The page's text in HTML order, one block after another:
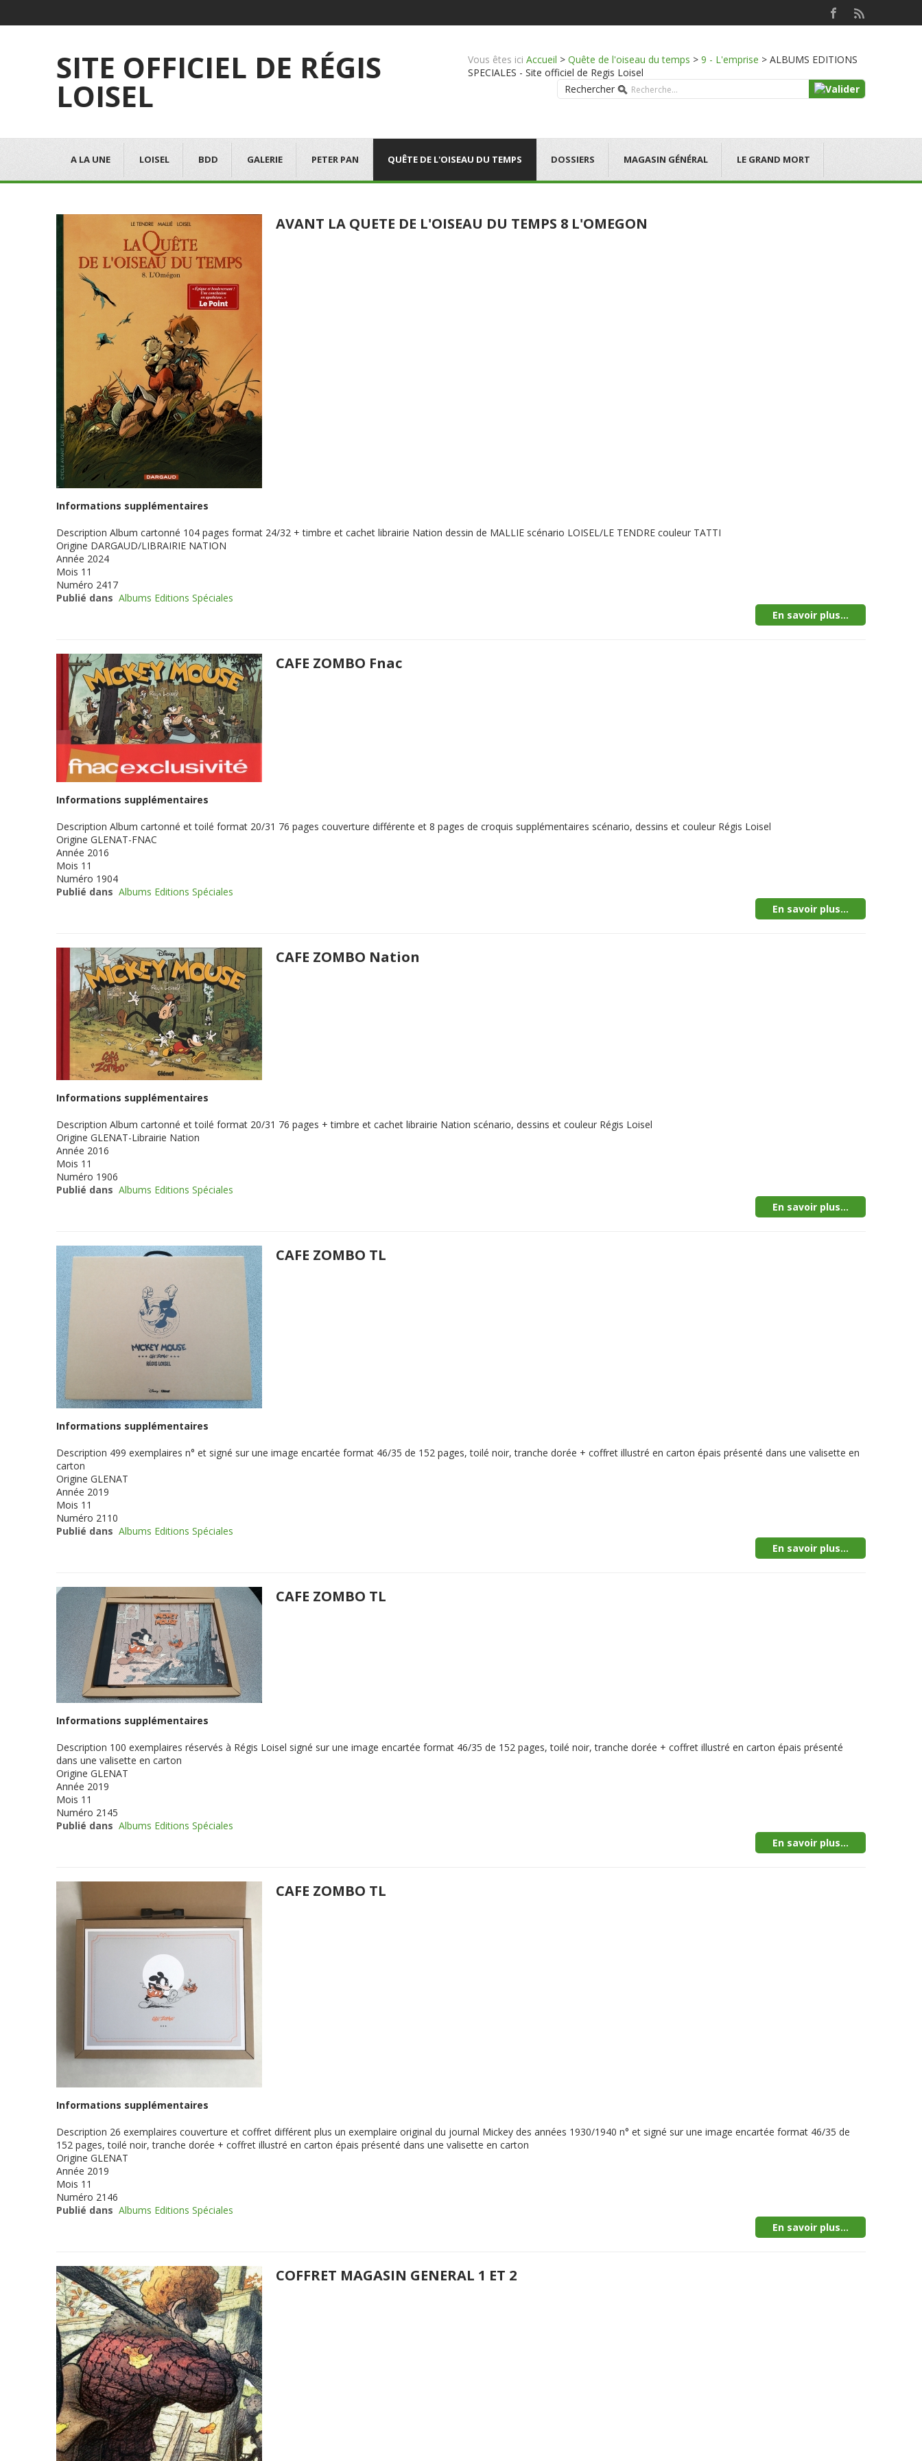
SITE OFFICIEL DE RÉGIS
LOISEL
Vous êtes ici Accueil > Quête de l'oiseau du temps > 9 - L'emprise > ALBUMS EDITIONS
SPECIALES - Site officiel de Regis Loisel
Rechercher
A LA UNE LOISEL BDD GALERIE PETER PAN QUÊTE DE L'OISEAU DU TEMPS DOSSIERS MAGASIN GÉNÉRAL LE GRAND MORT
AVANT LA QUETE DE L'OISEAU DU TEMPS 8 L'OMEGON
Informations supplémentaires
Description Album cartonné 104 pages format 24/32 + timbre et cachet librairie Nation dessin de MALLIE scénario LOISEL/LE TENDRE couleur TATTI
Origine DARGAUD/LIBRAIRIE NATION
Année 2024
Mois 11
Numéro 2417
Publié dans Albums Editions Spéciales
En savoir plus...
CAFE ZOMBO Fnac
Informations supplémentaires
Description Album cartonné et toilé format 20/31 76 pages couverture différente et 8 pages de croquis supplémentaires scénario, dessins et couleur Régis Loisel
Origine GLENAT-FNAC
Année 2016
Mois 11
Numéro 1904
Publié dans Albums Editions Spéciales
En savoir plus...
CAFE ZOMBO Nation
Informations supplémentaires
Description Album cartonné et toilé format 20/31 76 pages + timbre et cachet librairie Nation scénario, dessins et couleur Régis Loisel
Origine GLENAT-Librairie Nation
Année 2016
Mois 11
Numéro 1906
Publié dans Albums Editions Spéciales
En savoir plus...
CAFE ZOMBO TL
Informations supplémentaires
Description 499 exemplaires n° et signé sur une image encartée format 46/35 de 152 pages, toilé noir, tranche dorée + coffret illustré en carton épais présenté dans une valisette en
carton
Origine GLENAT
Année 2019
Mois 11
Numéro 2110
Publié dans Albums Editions Spéciales
En savoir plus...
CAFE ZOMBO TL
Informations supplémentaires
Description 100 exemplaires réservés à Régis Loisel signé sur une image encartée format 46/35 de 152 pages, toilé noir, tranche dorée + coffret illustré en carton épais présenté
dans une valisette en carton
Origine GLENAT
Année 2019
Mois 11
Numéro 2145
Publié dans Albums Editions Spéciales
En savoir plus...
CAFE ZOMBO TL
Informations supplémentaires
Description 26 exemplaires couverture et coffret différent plus un exemplaire original du journal Mickey des années 1930/1940 n° et signé sur une image encartée format 46/35 de
152 pages, toilé noir, tranche dorée + coffret illustré en carton épais présenté dans une valisette en carton
Origine GLENAT
Année 2019
Mois 11
Numéro 2146
Publié dans Albums Editions Spéciales
En savoir plus...
COFFRET MAGASIN GENERAL 1 ET 2